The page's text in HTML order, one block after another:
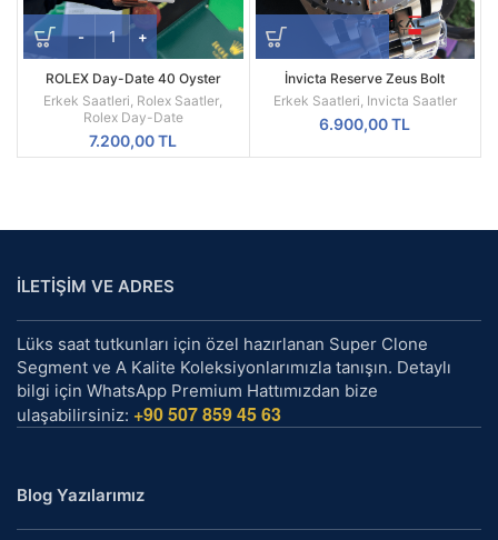
ROLEX Day-Date 40 Oyster
Everose Gold Ref M228235-0025
Erkek Saatleri Rolex Saatler
Rolex Day-Date
7.200,00TL
İnvicta Reserve Zeus Bolt
Kronograf 52 MM Silver Kasa
Replika Erkek Kol Saati
Erkek Saatleri Invicta Saatler
6.900,00TL
İLETİŞİM VE ADRES
Lüks saat tutkunları için özel hazırlanan Super Clone
Segment ve A Kalite Koleksiyonlarımızla tanışın. Detaylı
bilgi için WhatsApp Premium Hattımızdan bize
ulaşabilirsiniz: +90 507 859 45 63
Blog Yazılarımız